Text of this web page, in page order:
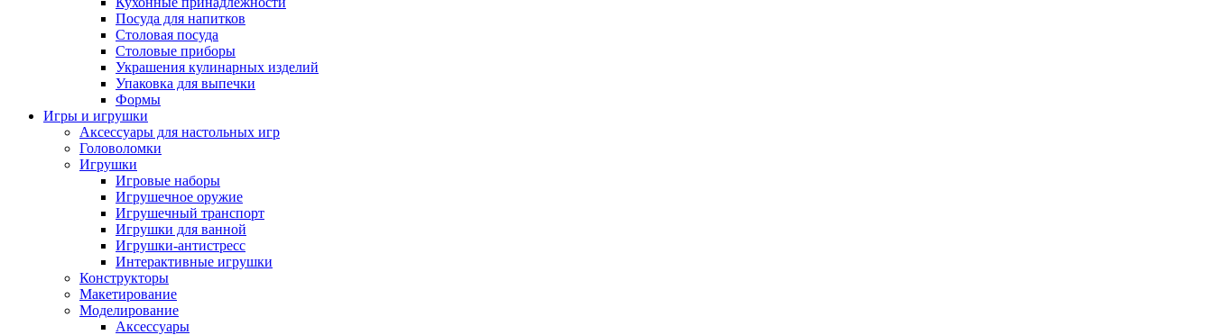
Посуда для напитков
Столовая посуда
Столовые приборы
Украшения кулинарных изделий
Упаковка для выпечки
Формы
Игры и игрушки
Аксессуары для настольных игр
Головоломки
Игрушки
Игровые наборы
Игрушечное оружие
Игрушечный транспорт
Игрушки для ванной
Игрушки-антистресс
Интерактивные игрушки
Конструкторы
Макетирование
Моделирование
Аксессуары